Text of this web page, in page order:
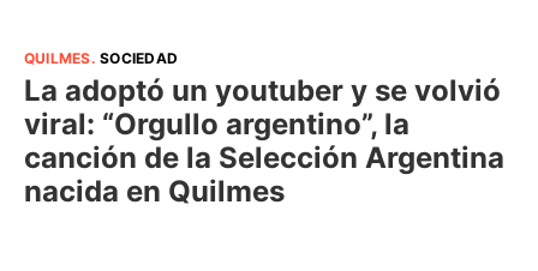
QUILMES.SOCIEDAD
La adoptó un youtuber y se volvió
viral: “Orgullo argentino”, la
canción de la Selección Argentina
nacida en Quilmes